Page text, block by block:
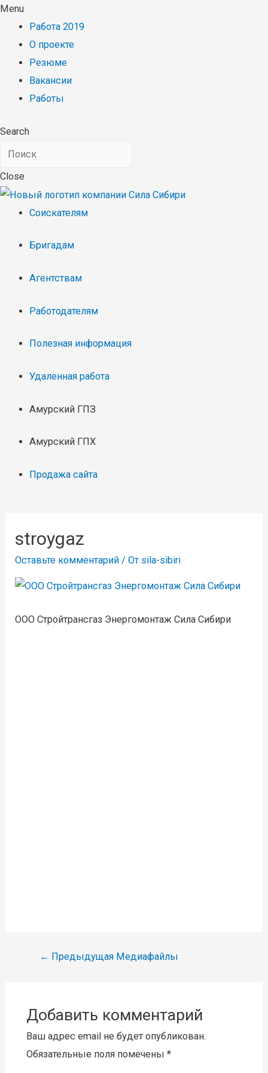
Menu
Работа 2019
О проекте
Резюме
Вакансии
Работы
Search
Close
Соискателям
Бригадам
Агентствам
Работодателям
Полезная информация
Удаленная работа
Амурский ГПЗ
Амурский ГПХ
Продажа сайта
stroygaz
Оставьте комментарий / От sila-sibiri
ООО Стройтрансгаз Энергомонтаж Сила Сибири
Навигация
← Предыдущая Медиафайлы
Добавить комментарий
Ваш адрес email не будет опубликован.
Обязательные поля помечены *